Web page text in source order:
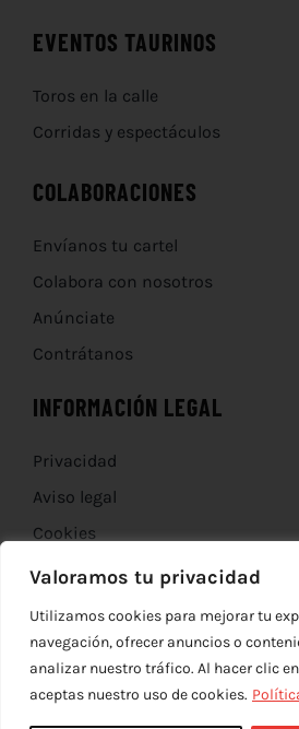
Valoramos tu privacidad
Utilizamos cookies para mejorar tu
navegación, ofrecer anuncios o
analizar nuestro tráfico. Al hacer clic
aceptas nuestro uso de cookies.
EVENTOS TAURINOS
Toros en la calle
Corridas y espectáculos
COLABORACIONES
Envíanos tu cartel
Colabora con nosotros
Anúnciate
Contrátanos
INFORMACIÓN LEGAL
Privacidad
Aviso legal
Cookies
Devoluciones